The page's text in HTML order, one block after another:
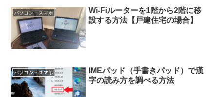
パソコン・スマホ
Wi-Fiルーターを1階から2階に移
設する方法【戸建住宅の場合】
パソコン・スマホ
IMEパッド（手書きパッド）で漢
字の読み方を調べる方法